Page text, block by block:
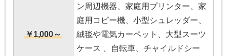
￥1,000～
ン周辺機器、家庭用プリンター、家
庭用コピー機、小型シュレッダー、
絨毯や電気カーペット、大型スーツ
ケース 、自転車、チャイルドシー